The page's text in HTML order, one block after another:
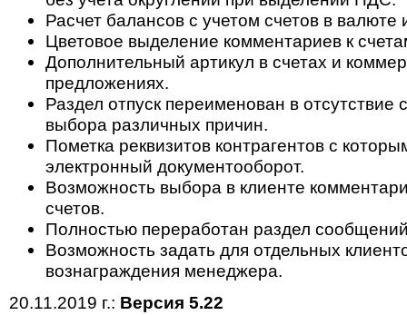
Расчет балансов с учетом счетов в валюте
Цветовое выделение комментариев к
Дополнительный артикул в счетах и
предложениях.
Раздел отпуск переименован в отсутствие
выбора различных причин.
Пометка реквизитов контрагентов с
электронный документооборот.
Возможность выбора в клиенте
счетов.
Полностью переработан раздел
Возможность задать для отдельных
вознаграждения менеджера.
20.11.2019 г.: Версия 5.22